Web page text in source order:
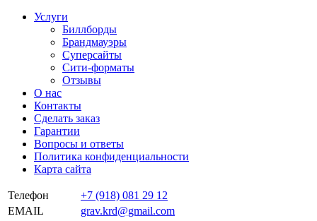
Услуги
Биллборды
Брандмауэры
Суперсайты
Сити-форматы
Отзывы
О нас
Контакты
Сделать заказ
Гарантии
Вопросы и ответы
Политика конфиденциальности
Карта сайта
Телефон
+7 (918) 081 29 12
EMAIL
grav.krd@gmail.com